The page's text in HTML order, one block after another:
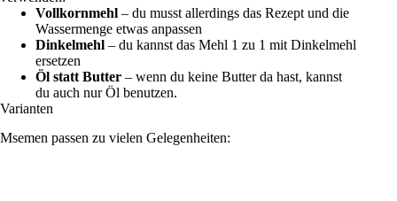
Vollkornmehl – du musst allerdings das Rezept und die
Wassermenge etwas anpassen
Dinkelmehl – du kannst das Mehl 1 zu 1 mit Dinkelmehl
ersetzen
Öl statt Butter – wenn du keine Butter da hast, kannst
du auch nur Öl benutzen.
Varianten
Msemen passen zu vielen Gelegenheiten: